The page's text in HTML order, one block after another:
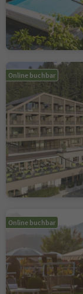
Online buchbar
Online buchbar